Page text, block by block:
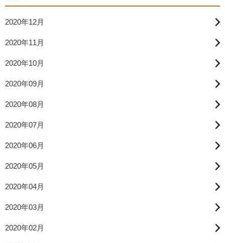
2020年12月
2020年11月
2020年10月
2020年09月
2020年08月
2020年07月
2020年06月
2020年05月
2020年04月
2020年03月
2020年02月